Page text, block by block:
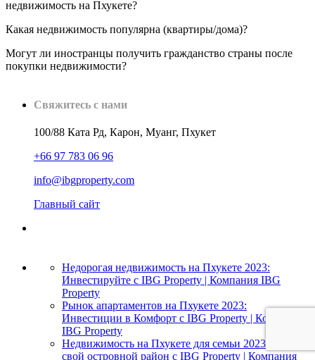
недвижимость на Пхукете?
Какая недвижимость популярна (квартиры/дома)?
Могут ли иностранцы получить гражданство страны после
покупки недвижимости?
Свяжитесь с нами
100/88 Ката Рд, Карон, Муанг, Пхукет
+66 97 783 06 96
info@ibgproperty.com
Главный сайт
Недорогая недвижимость на Пхукете 2023:
Инвестируйте с IBG Property | Компания IBG
Property
Рынок апартаментов на Пхукете 2023:
Инвестиции в Комфорт с IBG Property | Компания
IBG Property
Недвижимость на Пхукете для семьи 2023: Найти
свой островной район с IBG Property | Компания